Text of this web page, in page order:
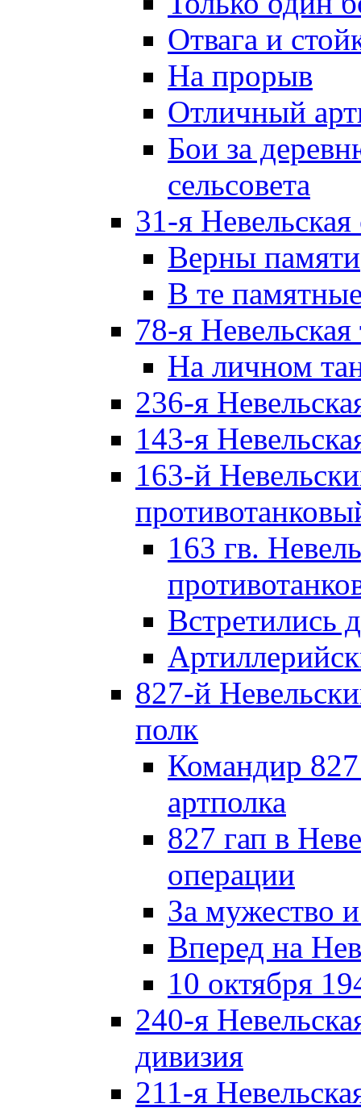
Отвага и
На прорыв
Отличный
Бои за
сельсовета
31-я Невельская
Верны памяти
В те
78-я Невельская
На личном
236-я
143-я
163-й
163 гв.
Встретились
827-й
полк
Командир 827
артполка
827 гап в
операции
За мужество
Вперед на
10 октября
240-я
дивизия
211-я